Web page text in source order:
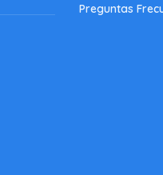
Preguntas